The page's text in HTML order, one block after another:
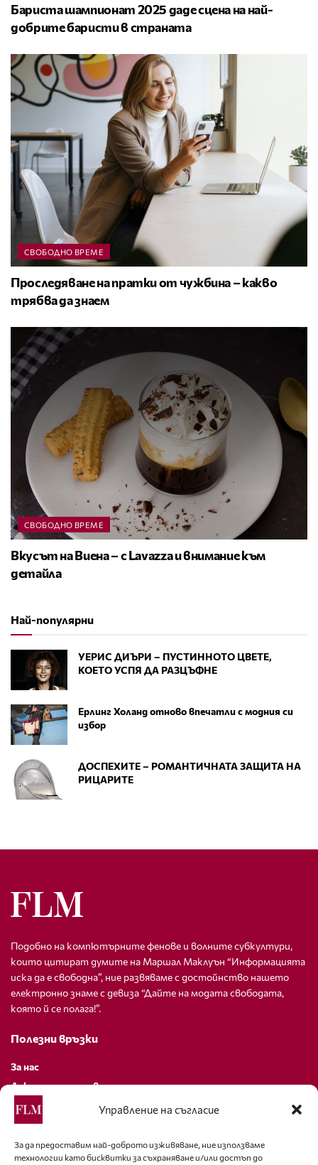
Управление на съгласие
За да предоставим най-доброто изживяване, ние използваме
технологии като бисквитки за съхраняване и/или достъп до
Бариста шампионат 2025 даде сцена на най-
добрите баристи в страната
СВОБОДНО ВРЕМЕ
Проследяване на пратки от чужбина – какво
трябва да знаем
СВОБОДНО ВРЕМЕ
Вкусът на Виена – с Lavazza и внимание към
детайла
Най-популярни
УЕРИС ДИЪРИ – ПУСТИННОТО ЦВЕТЕ,
КОЕТО УСПЯ ДА РАЗЦЪФНЕ
Ерлинг Холанд отново впечатли с модния си
избор
ДОСПЕХИТЕ – РОМАНТИЧНАТА ЗАЩИТА НА
РИЦАРИТЕ
Подобно на компютърните фенове и волните субкултури,
които цитират думите на Маршал Маклуън “Информацията
иска да е свободна”, ние развяваме с достойнство нашето
електронно знаме с девиза “Дайте на модата свободата,
която й се полага!”.
Полезни връзки
За нас
Декларация за поверителност
Политика за бисквитки
За контакти